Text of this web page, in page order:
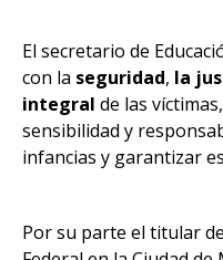
El secretario de
con la seguridad, la
integral de las
sensibilidad y
infancias y garantizar
Por su parte el titular